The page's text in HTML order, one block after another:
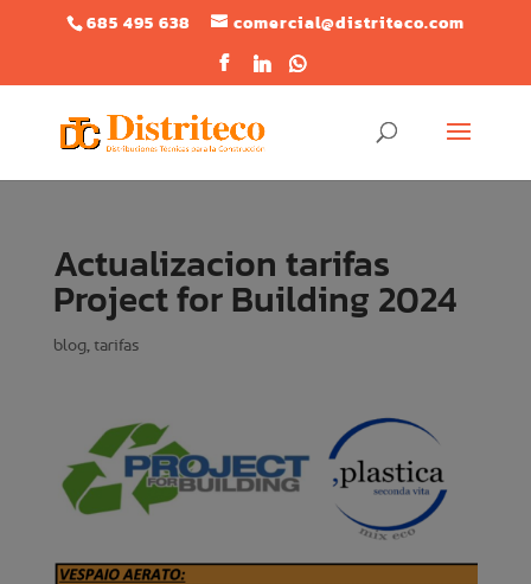
685 495 638 comercial@distriteco.com
Actualizacion tarifas
Project for Building 2024
blog, tarifas